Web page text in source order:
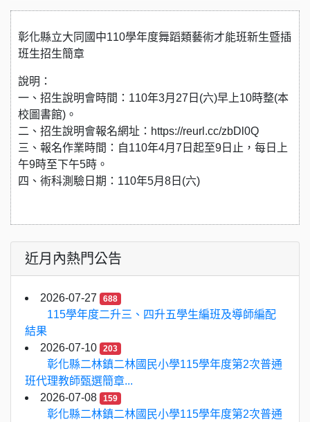
彰化縣立大同國中110學年度舞蹈類藝術才能班新生暨插
班生招生簡章
說明：
一、招生說明會時間：110年3月27日(六)早上10時整(本
校圖書館)。
二、招生說明會報名網址：https://reurl.cc/zbDl0Q
三、報名作業時間：自110年4月7日起至9日止，每日上
午9時至下午5時。
四、術科測驗日期：110年5月8日(六)
近月內熱門公告
2026-07-27 688
115學年度二升三、四升五學生編班及導師編配
結果
2026-07-10
203
彰化縣二林鎮二林國民小學115學年度第2次普通
班代理教師甄選簡章...
2026-07-08
159
彰化縣二林鎮二林國民小學115學年度第2次普通